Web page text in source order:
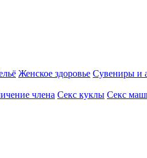
Женское здоровье Сувениры и
члена Секс куклы Секс